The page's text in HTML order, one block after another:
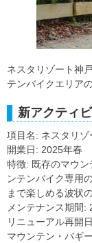
ネスタリゾート神
テンバイクエリア
新アクティ
項目名: ネスタリゾ
開業日: 2025年春
特徴: 既存のマウ
ンテンバイク専用
まで楽しめる波状
メンテナンス期間:
リニューアル再開
マウンテン・バギ